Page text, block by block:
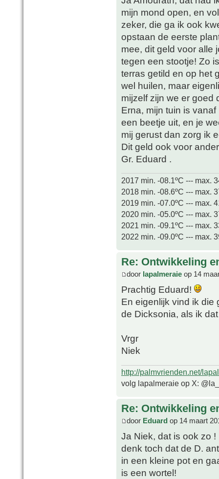
mijn mond open, en
zeker, die ga ik ook
opstaan de eerste
mee, dit geld voor alle
tegen een stootje! Zo
terras getild en op het
wel huilen, maar
mijzelf zijn we er goed
Erna, mijn tuin is
een beetje uit, en je
mij gerust dan zorg ik
Dit geld ook voor
Gr. Eduard .
2017 min. -08.1ºC --- max.
2018 min. -08.6ºC --- max.
2019 min. -07.0ºC --- max.
2020 min. -05.0ºC --- max.
2021 min. -09.1ºC --- max.
2022 min. -09.0ºC --- max.
Re: Ontwikkeling
door lapalmeraie op 14
Prachtig Eduard!
En eigenlijk vind ik die
de Dicksonia, als ik
Vrgr
Niek
http://palmvrienden.net/
volg lapalmeraie op X:
Re: Ontwikkeling
door Eduard op 14 maart
Ja Niek, dat is ook zo
denk toch dat de D.
in een kleine pot en
is een wortel!